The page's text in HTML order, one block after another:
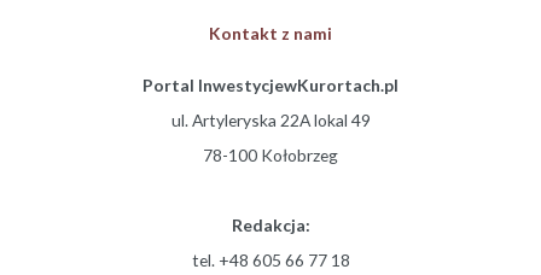
Kontakt z nami
Portal InwestycjewKurortach.pl
ul. Artyleryska 22A lokal 49
78-100 Kołobrzeg
Redakcja:
tel. +48 605 66 77 18